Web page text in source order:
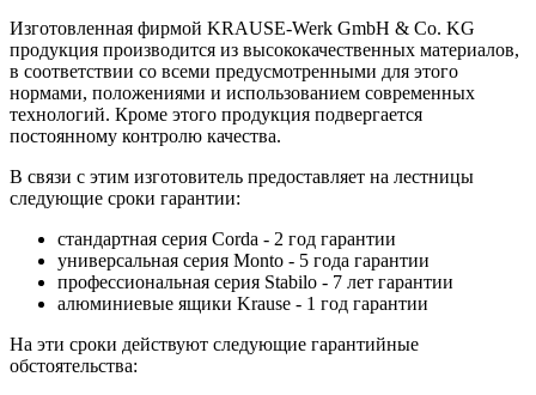
Изготовленная фирмой KRAUSE-Werk GmbH & Со. KG
продукция производится из высококачественных материалов,
в соответствии со всеми предусмотренными для этого
нормами, положениями и использованием современных
технологий. Кроме этого продукция подвергается
постоянному контролю качества.
В связи с этим изготовитель предоставляет на лестницы
следующие сроки гарантии:
стандартная серия Corda - 2 год гарантии
универсальная серия Monto - 5 года гарантии
профессиональная серия Stabilo - 7 лет гарантии
алюминиевые ящики Krause - 1 год гарантии
На эти сроки действуют следующие гарантийные
обстоятельства: